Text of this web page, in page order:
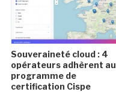
Souveraineté cloud : 4
opérateurs adhèrent au
programme de
certification Cispe